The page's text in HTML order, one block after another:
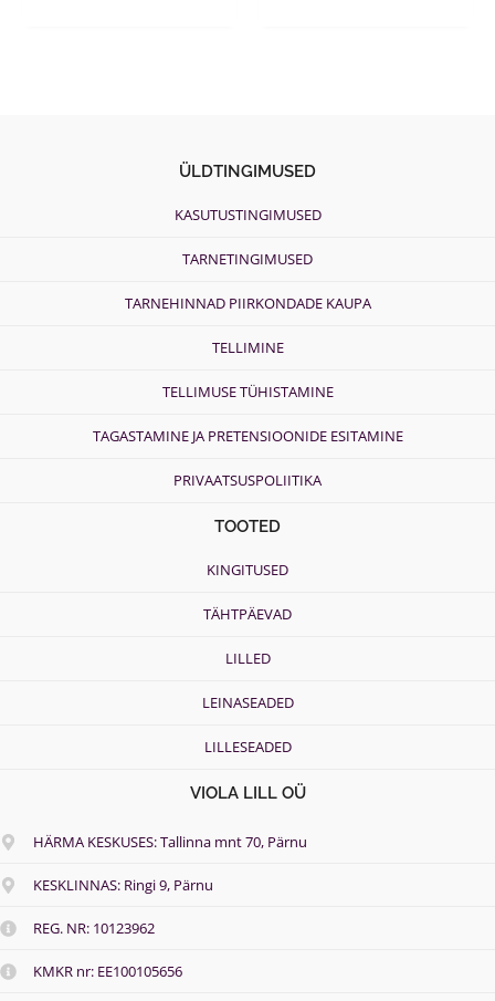
ÜLDTINGIMUSED
KASUTUSTINGIMUSED
TARNETINGIMUSED
TARNEHINNAD PIIRKONDADE KAUPA
TELLIMINE
TELLIMUSE TÜHISTAMINE
TAGASTAMINE JA PRETENSIOONIDE ESITAMINE
PRIVAATSUSPOLIITIKA
TOOTED
KINGITUSED
TÄHTPÄEVAD
LILLED
LEINASEADED
LILLESEADED
VIOLA LILL OÜ
HÄRMA KESKUSES: Tallinna mnt 70, Pärnu
KESKLINNAS: Ringi 9, Pärnu
REG. NR: 10123962
KMKR nr: EE100105656